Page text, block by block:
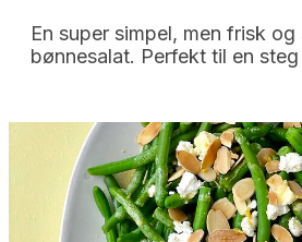
En super simpel, men frisk
bønnesalat. Perfekt til en